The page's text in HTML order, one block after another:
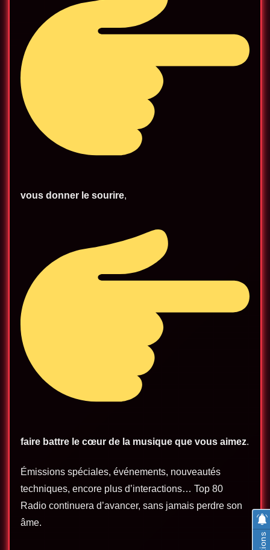
vous donner le sourire,
faire battre le cœur de la musique que vous aimez.
Émissions spéciales, événements, nouveautés
techniques, encore plus d’interactions… Top 80
Radio continuera d’avancer, sans jamais perdre son
âme.